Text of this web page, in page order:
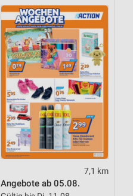
7,1 km
Angebote ab 05.08.